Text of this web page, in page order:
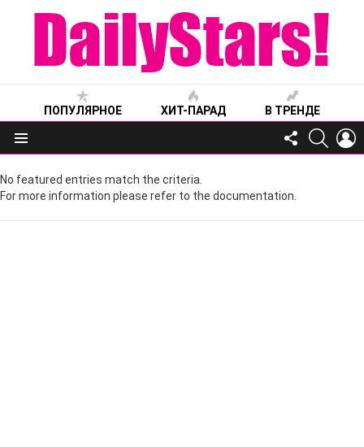
ПОПУЛЯРНОЕ ХИТ-ПАРАД В ТРЕНДЕ
Меню
FOLLOW
US
No featured entries match the criteria.
For more information please refer to the documentation.